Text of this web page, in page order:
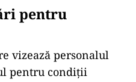
pentru
vizează personalul
pentru condiții